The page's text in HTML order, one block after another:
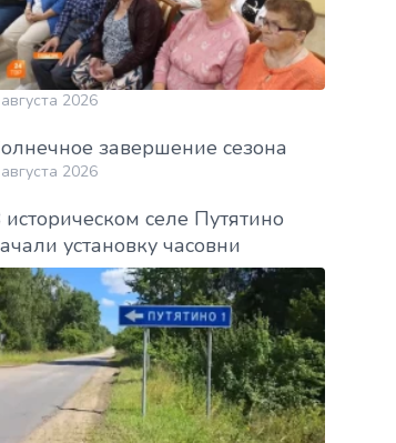
2026
завершение сезона
2026
историческом селе Путятино
установку часовни